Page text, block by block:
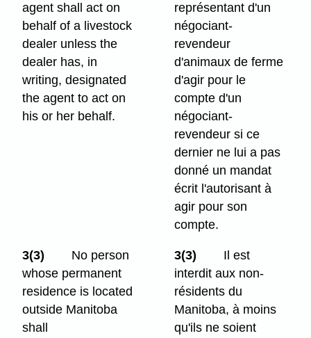
agent shall act on
behalf of a livestock
dealer unless the
dealer has, in
writing, designated
the agent to act on
his or her behalf.
représentant d'un
négociant-
revendeur
d'animaux de ferme
d'agir pour le
compte d'un
négociant-
revendeur si ce
dernier ne lui a pas
donné un mandat
écrit l'autorisant à
agir pour son
compte.
3(3)
No person
whose permanent
residence is located
outside Manitoba
shall
3(3)
Il est
interdit aux non-
résidents du
Manitoba, à moins
qu'ils ne soient